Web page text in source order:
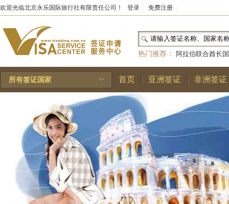
欢迎光临北京永乐国际旅行社有限责任公司！ 登录 免费注册
热门推荐：
阿拉伯联合酋长国
和国|布基纳法索|巴勒斯坦
林王国|安道尔公国|
所有签证国家 首页 亚洲签证 非洲签证